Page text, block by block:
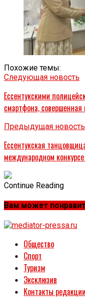
Похожие темы:
Следующая новость
Ессентукскими
смартфона,
Предыдущая новость
Ессентукская
международном конкурсе
Continue Reading
Вам может
Общество
Спорт
Туризм
Эксклюзив
Контакты редакции